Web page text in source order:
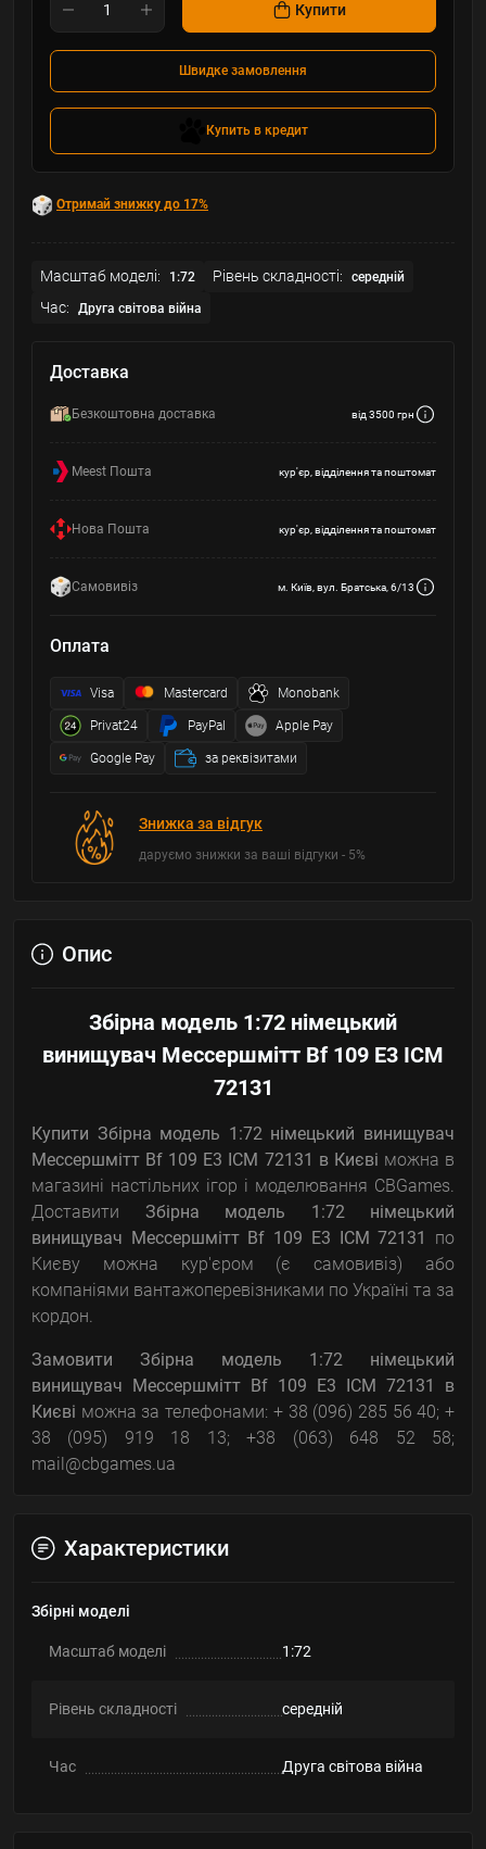
Купити
Швидке замовлення
Купить в кредит
Отримай знижку до 17%
Масштаб моделі: 1:72 Рівень складності: середній
Час: Друга світова війна
Доставка
Безкоштовна доставка від 3500 грн
Meest Пошта кур'єр, відділення та поштомат
Нова Пошта кур'єр, відділення та поштомат
Самовивіз м. Київ, вул. Братська, 6/13
Оплата
Visa Mastercard Monobank
Privat24 PayPal Apple Pay
Google Pay за реквізитами
Знижка за відгук
даруємо знижки за ваші відгуки - 5%
Опис
Збірна модель 1:72 німецький
винищувач Мессершмітт Bf 109 E3 ICM
72131
Купити Збірна модель 1:72 німецький винищувач
Мессершмітт Bf 109 E3 ICM 72131 в Києві можна в
магазині настільних ігор і моделювання CBGames.
Доставити Збірна модель 1:72 німецький
винищувач Мессершмітт Bf 109 E3 ICM 72131 по
Києву можна кур'єром (є самовивіз) або
компаніями вантажоперевізниками по Україні та за
кордон.
Замовити Збірна модель 1:72 німецький
винищувач Мессершмітт Bf 109 E3 ICM 72131
в
Києві можна за телефонами: + 38 (096) 285 56 40; +
38 (095) 919 18 13; +38 (063) 648 52 58;
mail@cbgames.ua
Характеристики
Збірні моделі
Масштаб моделі 1:72
Рівень складності середній
Час Друга світова війна